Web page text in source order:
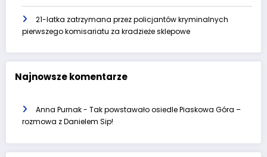
21-latka zatrzymana przez policjantów kryminalnych
pierwszego komisariatu za kradzieże sklepowe
Najnowsze komentarze
Anna Purnak- Tak powstawało osiedle Piaskowa Góra –
rozmowa z Danielem Sip!